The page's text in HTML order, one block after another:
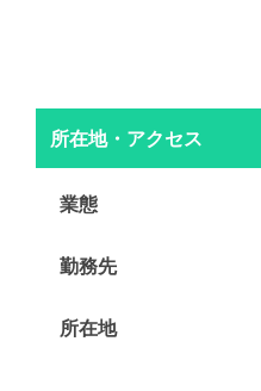
所在地・アクセス
業態
勤務先
所在地